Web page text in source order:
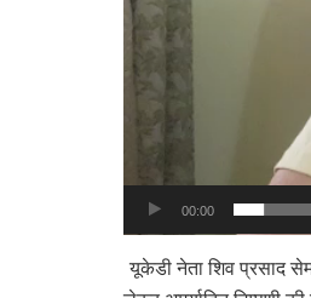
00:00
यूकेडी नेता शिव प्रसाद